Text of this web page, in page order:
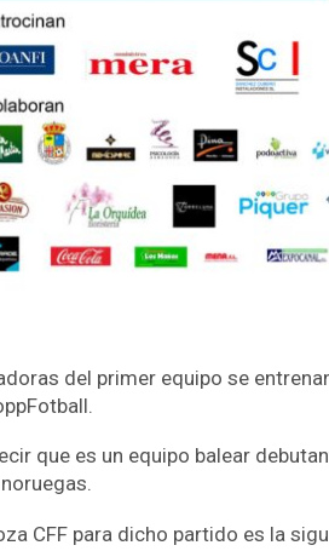
del primer equipo se
que es un equipo balear
CFF para dicho partido es la